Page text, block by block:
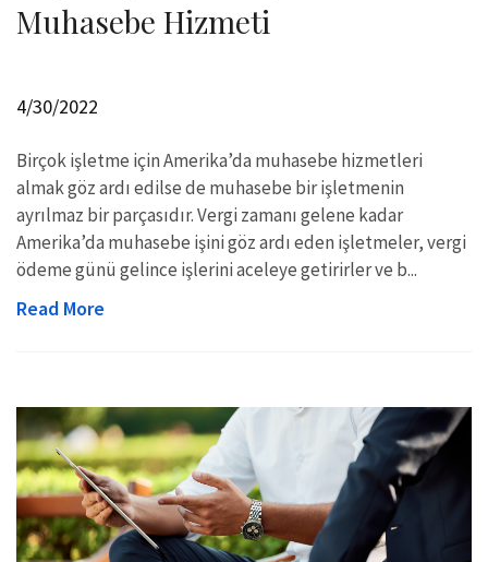
Muhasebe Hizmeti
4/30/2022
Birçok işletme için Amerika’da muhasebe hizmetleri
almak göz ardı edilse de muhasebe bir işletmenin
ayrılmaz bir parçasıdır. Vergi zamanı gelene kadar
Amerika’da muhasebe işini göz ardı eden işletmeler, vergi
ödeme günü gelince işlerini aceleye getirirler ve b...
Read More